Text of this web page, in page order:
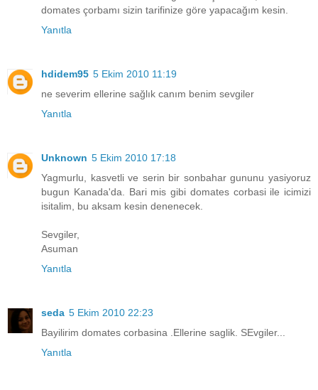
domates çorbamı sizin tarifinize göre yapacağım kesin.
Yanıtla
hdidem95 5 Ekim 2010 11:19
ne severim ellerine sağlık canım benim sevgiler
Yanıtla
Unknown 5 Ekim 2010 17:18
Yagmurlu, kasvetli ve serin bir sonbahar gununu yasiyoruz
bugun Kanada'da. Bari mis gibi domates corbasi ile icimizi
isitalim, bu aksam kesin denenecek.
Sevgiler,
Asuman
Yanıtla
seda 5 Ekim 2010 22:23
Bayilirim domates corbasina .Ellerine saglik. SEvgiler...
Yanıtla